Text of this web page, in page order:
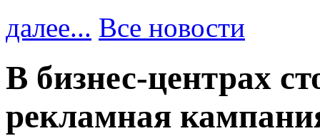
далее... Все новости
В бизнес-центрах
рекламная